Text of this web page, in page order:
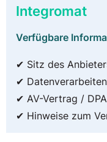
Integromat
Verfügbare
✔ Sitz des
✔
✔ AV-Vertrag /
✔ Hinweise zum